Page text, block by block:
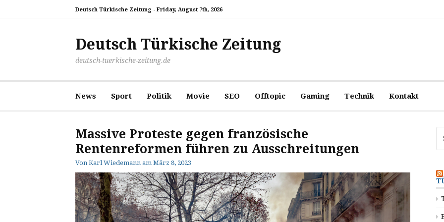
Deutsch Türkische Zeitung - Friday, August 7th, 2026
Deutsch Türkische Zeitung
deutsch-tuerkische-zeitung.de
News Sport Politik Movie SEO Offtopic Gaming Technik Kontakt
Massive Proteste gegen französische
Rentenreformen führen zu Ausschreitungen
Von Karl Wiedemann am März 8, 2023